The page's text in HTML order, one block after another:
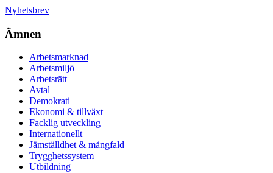
Nyhetsbrev
Ämnen
Arbetsmarknad
Arbetsmiljö
Arbetsrätt
Avtal
Demokrati
Ekonomi & tillväxt
Facklig utveckling
Internationellt
Jämställdhet & mångfald
Trygghetssystem
Utbildning